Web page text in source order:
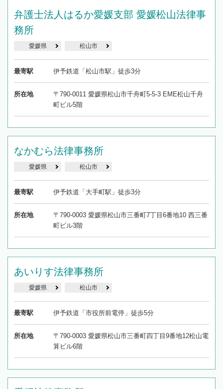
弁護士法人はるか愛媛支部 愛媛松山法律事
務所
愛媛県 松山市
最寄駅 伊予鉄道「松山市駅」徒歩3分
所在地
〒790-0011 愛媛県松山市千舟町5-5-3 EME松山千舟
町ビル5階
なかむら法律事務所
愛媛県 松山市
最寄駅 伊予鉄道「大手町駅」徒歩3分
所在地
〒790-0003 愛媛県松山市三番町7丁目6番地10 西三番
町ビル3階
あいりす法律事務所
愛媛県 松山市
最寄駅 伊予鉄道「市役所前電停」徒歩5分
所在地
〒790-0003 愛媛県松山市三番町四丁目9番地12松山電
算ビル6階